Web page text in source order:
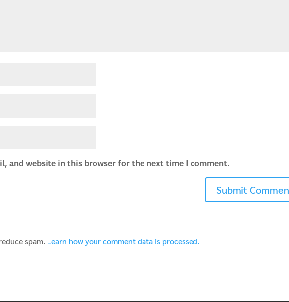
and website in this browser for the next time I comment.
spam. Learn how your comment data is processed.